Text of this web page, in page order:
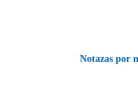
Notazas por